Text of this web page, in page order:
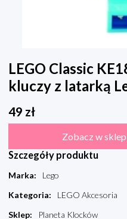
LEGO Classic
kluczy z latarką
49 zł
Zobacz w
Szczegóły produktu
Marka:
Lego
Kategoria:
LEGO Akcesoria
Sklep: Planeta Klocków